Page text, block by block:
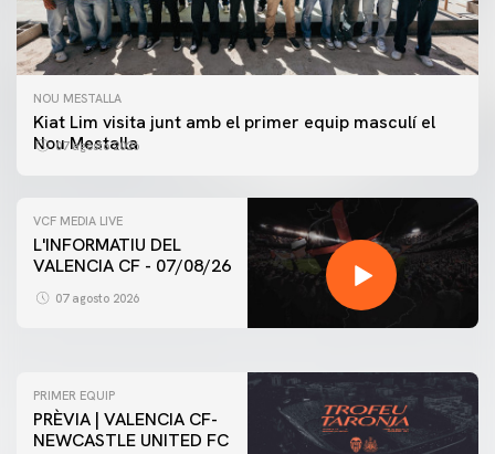
NOU MESTALLA
Kiat Lim visita junt amb el primer equip masculí el
Nou Mestalla
07 agosto 2026
VCF MEDIA LIVE
L'INFORMATIU DEL
VALENCIA CF - 07/08/26
07 agosto 2026
PRIMER EQUIP
ENTRENAMENT DEL VALENCIA CF 7/8/2026
PRIMER EQUIP
PRÈVIA | VALENCIA CF-
NEWCASTLE UNITED FC